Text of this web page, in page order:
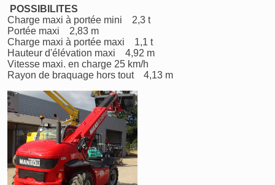
POSSIBILITES
Charge maxi à portée mini 2,3 t
Portée maxi 2,83 m
Charge maxi à portée maxi 1,1 t
Hauteur d'élévation maxi 4,92 m
Vitesse maxi. en charge 25 km/h
Rayon de braquage hors tout 4,13 m